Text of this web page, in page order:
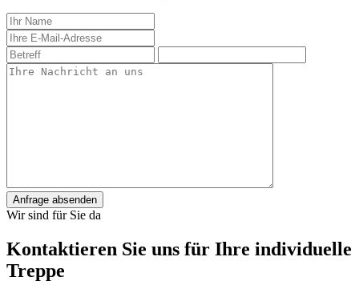
Anfrage absenden
Wir sind für Sie da
Kontaktieren Sie uns für Ihre individuelle
Treppe